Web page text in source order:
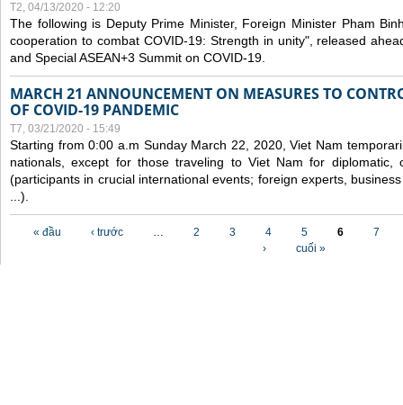
T2, 04/13/2020 - 12:20
The following is Deputy Prime Minister, Foreign Minister Pham
cooperation to combat COVID-19: Strength in unity", released
and Special ASEAN+3 Summit on COVID-19.
MARCH 21 ANNOUNCEMENT ON MEASURES TO
OF COVID-19 PANDEMIC
T7, 03/21/2020 - 15:49
Starting from 0:00 a.m Sunday March 22, 2020, Viet Nam
nationals, except for those traveling to Viet Nam for diplomatic,
(participants in crucial international events; foreign experts,
...).
Các trang
« đầu ‹ trước … 2 3 4 5 6
7
›
cuối »